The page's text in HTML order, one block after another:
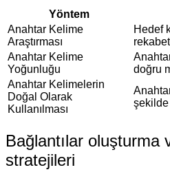
Yöntem
Anahtar Kelime
Araştırması
Hedef
Anahtar Kelime
Yoğunluğu
doğru
Anahtar Kelimelerin
Doğal Olarak
Kullanılması
şekilde
Bağlantılar oluşturma
stratejileri